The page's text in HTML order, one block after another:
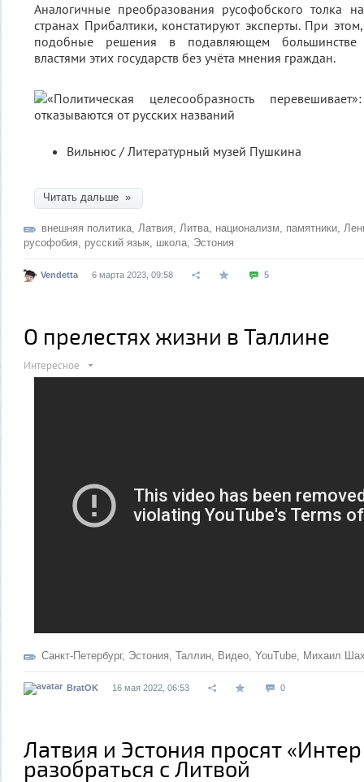
Аналогичные преобразования русофобского толка
странах Прибалтики, констатируют эксперты. При
подобные решения в подавляющем большинстве
властями этих государств без учёта мнения граждан.
Вильнюс / Литературный музей Пушкина
Читать дальше »
внешняя политика, Латвия, Литва, национализм, памятники,
русофобия, русский язык, школа, Эстония
Vendetta 6 марта 2023, 09:58 5
О прелестях жизни в Таллине
Интересное
Санкт-Петербург, Эстония, Таллин, Видео, YouTube, Михаил
BratOK 16 мая 2022, 06:53 0
Латвия и Эстония просят
разобраться с Литвой